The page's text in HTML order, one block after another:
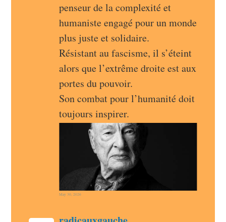
penseur de la complexité et
humaniste engagé pour un monde
plus juste et solidaire.
Résistant au fascisme, il s’éteint
alors que l’extrême droite est aux
portes du pouvoir.
Son combat pour l’humanité doit
toujours inspirer.
May 30, 2026